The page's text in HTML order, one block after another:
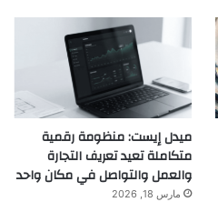
ميدل إيست: منظومة رقمية
متكاملة تعيد تعريف التجارة
والعمل والتواصل في مكان واحد
مارس 18, 2026